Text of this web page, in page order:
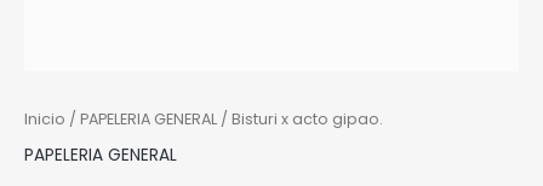
Inicio / PAPELERIA GENERAL / Bisturi x acto gipao.
PAPELERIA GENERAL